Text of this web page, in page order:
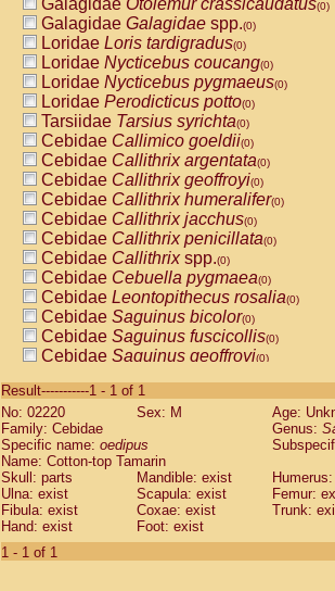
Galagidae Otolemur crassicaudatus(0)
Galagidae Galagidae spp.(0)
Loridae Loris tardigradus(0)
Loridae Nycticebus coucang(0)
Loridae Nycticebus pygmaeus(0)
Loridae Perodicticus potto(0)
Tarsiidae Tarsius syrichta(0)
Cebidae Callimico goeldii(0)
Cebidae Callithrix argentata(0)
Cebidae Callithrix geoffroyi(0)
Cebidae Callithrix humeralifer(0)
Cebidae Callithrix jacchus(0)
Cebidae Callithrix penicillata(0)
Cebidae Callithrixspp.(0)
Cebidae Cebuella pygmaea(0)
Cebidae Leontopithecus rosalia(0)
Cebidae Saguinus bicolor(0)
Cebidae Saguinus fuscicollis(0)
Cebidae Saguinus geoffroyi(0)
CebidaeSaguinus labiatus(0)
Cebidae Saguinus leucopus (0)
Cebidae
CebidaeSaguinus mystax
Cebidae Saguinus nigricollis (0)
Cebidae Saguinus oedipus
Cebidae Saguinus weddelli
Cebidae Saguinusspp.
Cebidae
Result-----------1 - 1 of 1
No: 02220
Sex: M
Age:
Family: Cebidae
Genus:
Specific name: oedipus
Name: Cotton-top Tamarin
Skull: parts
Mandible: exist
Ulna: exist
Scapula: exist
Femur:
Fibula: exist
Coxae: exist
Trunk:
Hand: exist
Foot: exist
1 - 1 of 1